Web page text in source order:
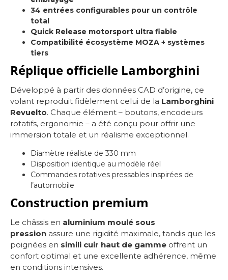
34 entrées configurables pour un contrôle
total
Quick Release motorsport ultra fiable
Compatibilité écosystème MOZA + systèmes
tiers
Réplique officielle Lamborghini
Développé à partir des données CAD d’origine, ce
volant reproduit fidèlement celui de la Lamborghini
Revuelto. Chaque élément – boutons, encodeurs
rotatifs, ergonomie – a été conçu pour offrir une
immersion totale et un réalisme exceptionnel.
Diamètre réaliste de 330 mm
Disposition identique au modèle réel
Commandes rotatives pressables inspirées de
l’automobile
Construction premium
Le châssis en aluminium moulé sous
pression assure une rigidité maximale, tandis que les
poignées en simili cuir haut de gamme offrent un
confort optimal et une excellente adhérence, même
en conditions intensives.